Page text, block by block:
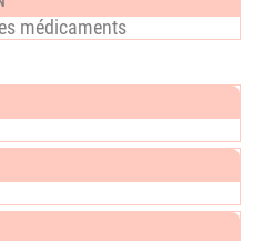
médicaments